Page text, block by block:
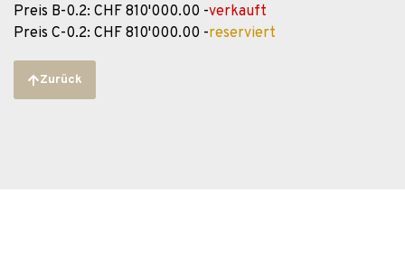
Preis B-0.2: CHF 810'000.00 -verkauft
Preis C-0.2: CHF 810'000.00 -reserviert
Zurück